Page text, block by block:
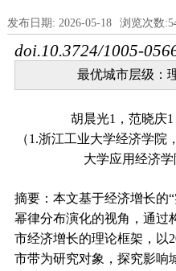
发布日期: 2026-05-18 浏览次数:
doi.10.3724/1005-
最优城市层级：
胡晨光1，范晓庆
（1.浙江工业大学经济学院
大学应用经济学
摘要：本文基于经济增长的
幂律分布演化的视角，通过
市经济增长的理论框架，以
市带为研究对象，探究影响